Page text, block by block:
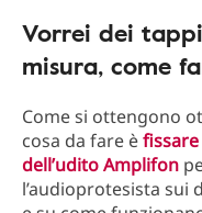
Vorrei dei
misura, come
Come si ottengono
cosa da fare è
dell’udito Amplifon
l’audioprotesista